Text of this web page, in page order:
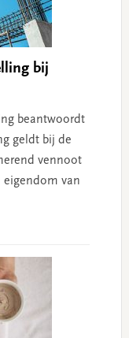
bij
beantwoordt
geldt bij de
vennoot
eigendom van